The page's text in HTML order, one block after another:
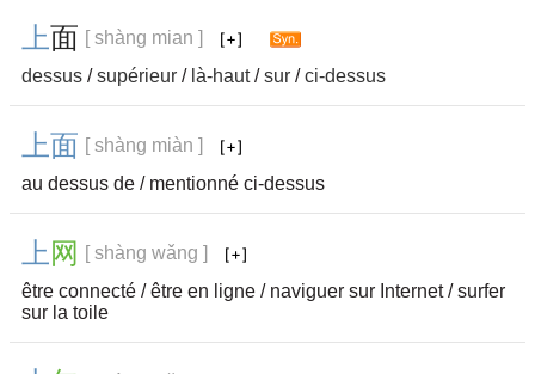
上面 [ shàng mian ]
dessus /supérieur / là-haut/sur /ci-dessus
上面 [ shàng miàn ]
au dessus de / mentionné ci-dessus
上 网
[ shàng wǎng ]
être connecté / être en ligne / naviguer sur Internet / surfer
sur la toile